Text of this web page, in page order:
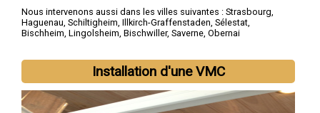
Nous intervenons aussi dans les villes suivantes : Strasbourg
Haguenau Schiltigheim Illkirch-Graffenstaden Sélestat
Bischheim Lingolsheim Bischwiller, Saverne Obernai
Installation d'une VMC